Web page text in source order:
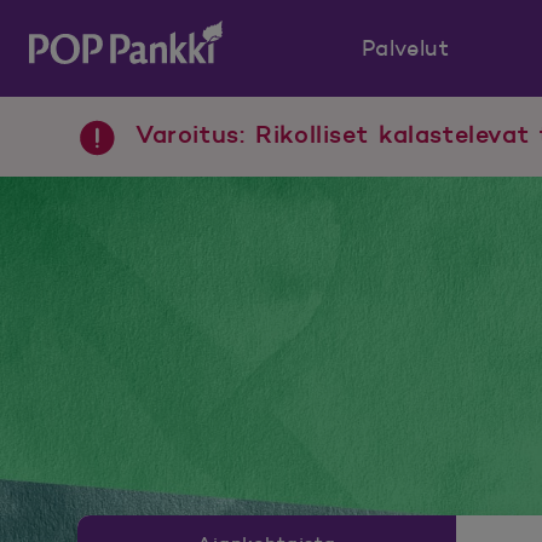
POP Pankki, etusivulle
Palvelut
Varoitus: Rikolliset